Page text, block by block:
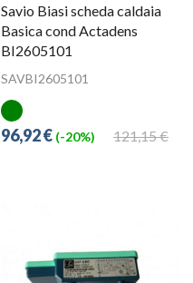
Savio Biasi scheda caldaia
Basica cond Actadens
BI2605101
SAVBI2605101
121,15 €
96,92 € (-20%)